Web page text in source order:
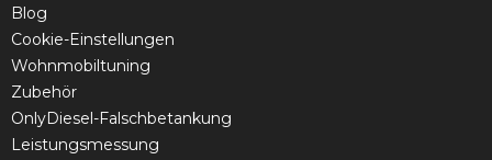
Blog
Cookie-Einstellungen
Wohnmobiltuning
Zubehör
OnlyDiesel-Falschbetankung
Leistungsmessung